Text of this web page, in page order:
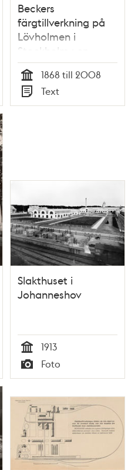
Beckers
färgtillverkning på
Lövholmen i
Stockholm : en
industrihistorisk
undersökning / Leif
Bivegård, Jonas
Vikström
Tid
1868 till 2008
Typ
Text
Slakthuset i
Johanneshov
Tid
1913
Typ
Foto